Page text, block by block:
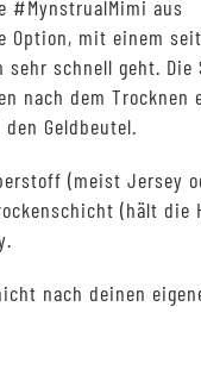
#MynstrualMimi aus
Option, mit einem
schnell geht. Die
nach dem Trocknen
Geldbeutel.
(meist Jersey
(hält die
nach deinen